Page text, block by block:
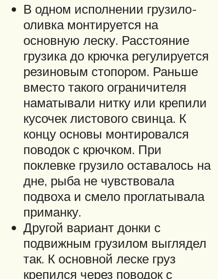
В одном исполнении грузило-
оливка монтируется на
основную леску. Расстояние
грузика до крючка регулируется
резиновым стопором. Раньше
вместо такого ограничителя
наматывали нитку или крепили
кусочек листового свинца. К
концу основы монтировался
поводок с крючком. При
поклевке грузило оставалось на
дне, рыба не чувствовала
подвоха и смело проглатывала
приманку.
Другой вариант донки с
подвижным грузилом выглядел
так. К основной леске груз
крепился через поводок с